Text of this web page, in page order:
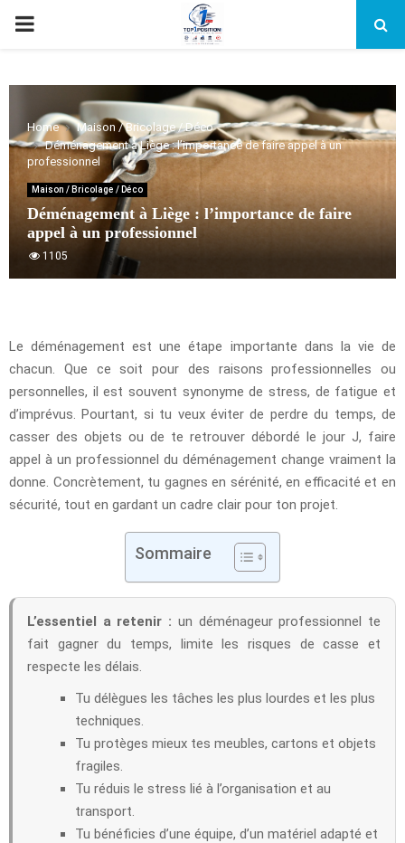
PRIMARY
Home
Maison / Bricolage / Déco
Déménagement à Liège : l’importance de faire appel à un
professionnel
Maison / Bricolage / Déco
Déménagement à Liège : l’importance de faire
appel à un professionnel
1105
Le déménagement est une étape importante dans la vie de
chacun. Que ce soit pour des raisons professionnelles ou
personnelles, il est souvent synonyme de stress, de fatigue et
d’imprévus. Pourtant, si tu veux éviter de perdre du temps, de
casser des objets ou de te retrouver débordé le jour J, faire
appel à un professionnel du déménagement change vraiment la
donne. Concrètement, tu gagnes en sérénité, en efficacité et en
sécurité, tout en gardant un cadre clair pour ton projet.
Sommaire
L’essentiel a retenir : un déménageur professionnel te
fait gagner du temps, limite les risques de casse et
respecte les délais.
Tu délègues les tâches les plus lourdes et les plus
techniques.
Tu protèges mieux tes meubles, cartons et objets
fragiles.
Tu réduis le stress lié à l’organisation et au
transport.
Tu bénéficies d’une équipe, d’un matériel adapté et